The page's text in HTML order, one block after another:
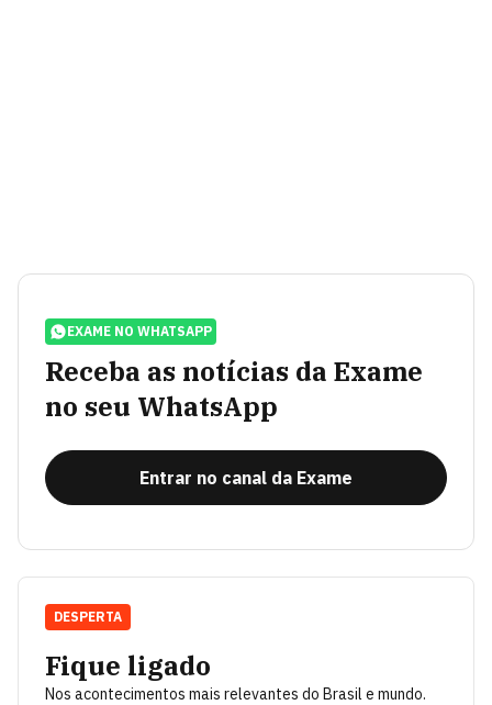
EXAME NO WHATSAPP
Receba as notícias da Exame
no seu WhatsApp
Entrar no canal da Exame
Fique ligado
Nos acontecimentos mais relevantes do Brasil e mundo.
DESPERTA